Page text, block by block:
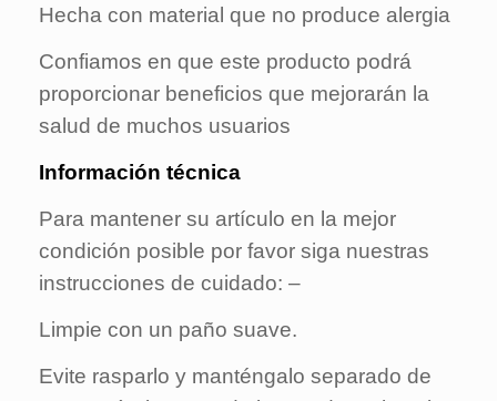
Hecha con material que no produce alergia
Confiamos en que este producto podrá
proporcionar beneficios que mejorarán la
salud de muchos usuarios
Información técnica
Para mantener su artículo en la mejor
condición posible por favor siga nuestras
instrucciones de cuidado: –
Limpie con un paño suave.
Evite rasparlo y manténgalo separado de